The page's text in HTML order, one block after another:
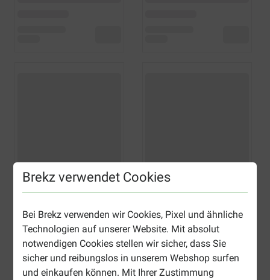
Brekz verwendet Cookies
Bei Brekz verwenden wir Cookies, Pixel und ähnliche
Technologien auf unserer Website. Mit absolut
notwendigen Cookies stellen wir sicher, dass Sie
sicher und reibungslos in unserem Webshop surfen
und einkaufen können. Mit Ihrer Zustimmung